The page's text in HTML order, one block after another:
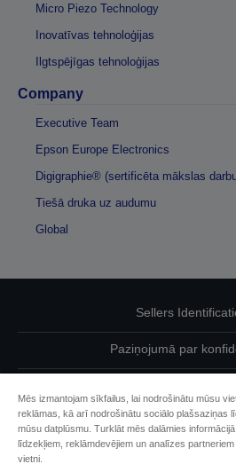
Micro Piezo Technology
Inovatīvas tehnoloģijas
Ilgtspējīgas tehnoloģijas
Company
Executive Team
Epson Europe Electronics
Digigraphie® (sertificēta mākslas
Tiešā druka uz audumu
Global
Sellers
Paziņojumā par
Sazinieties ar mums par
Mēs izmantojam sīkfailus, lai nodrošinātu mūsu
reklāmas, kā arī nodrošinātu sociālo plašsaziņas
mūsu datplūsmu. Turklāt mēs dalāmies
līdzekļiem, reklāmdevējiem un analīzes
vietni.